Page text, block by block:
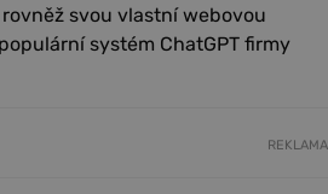
svou vlastní webovou
systém ChatGPT firmy
REKLAMA